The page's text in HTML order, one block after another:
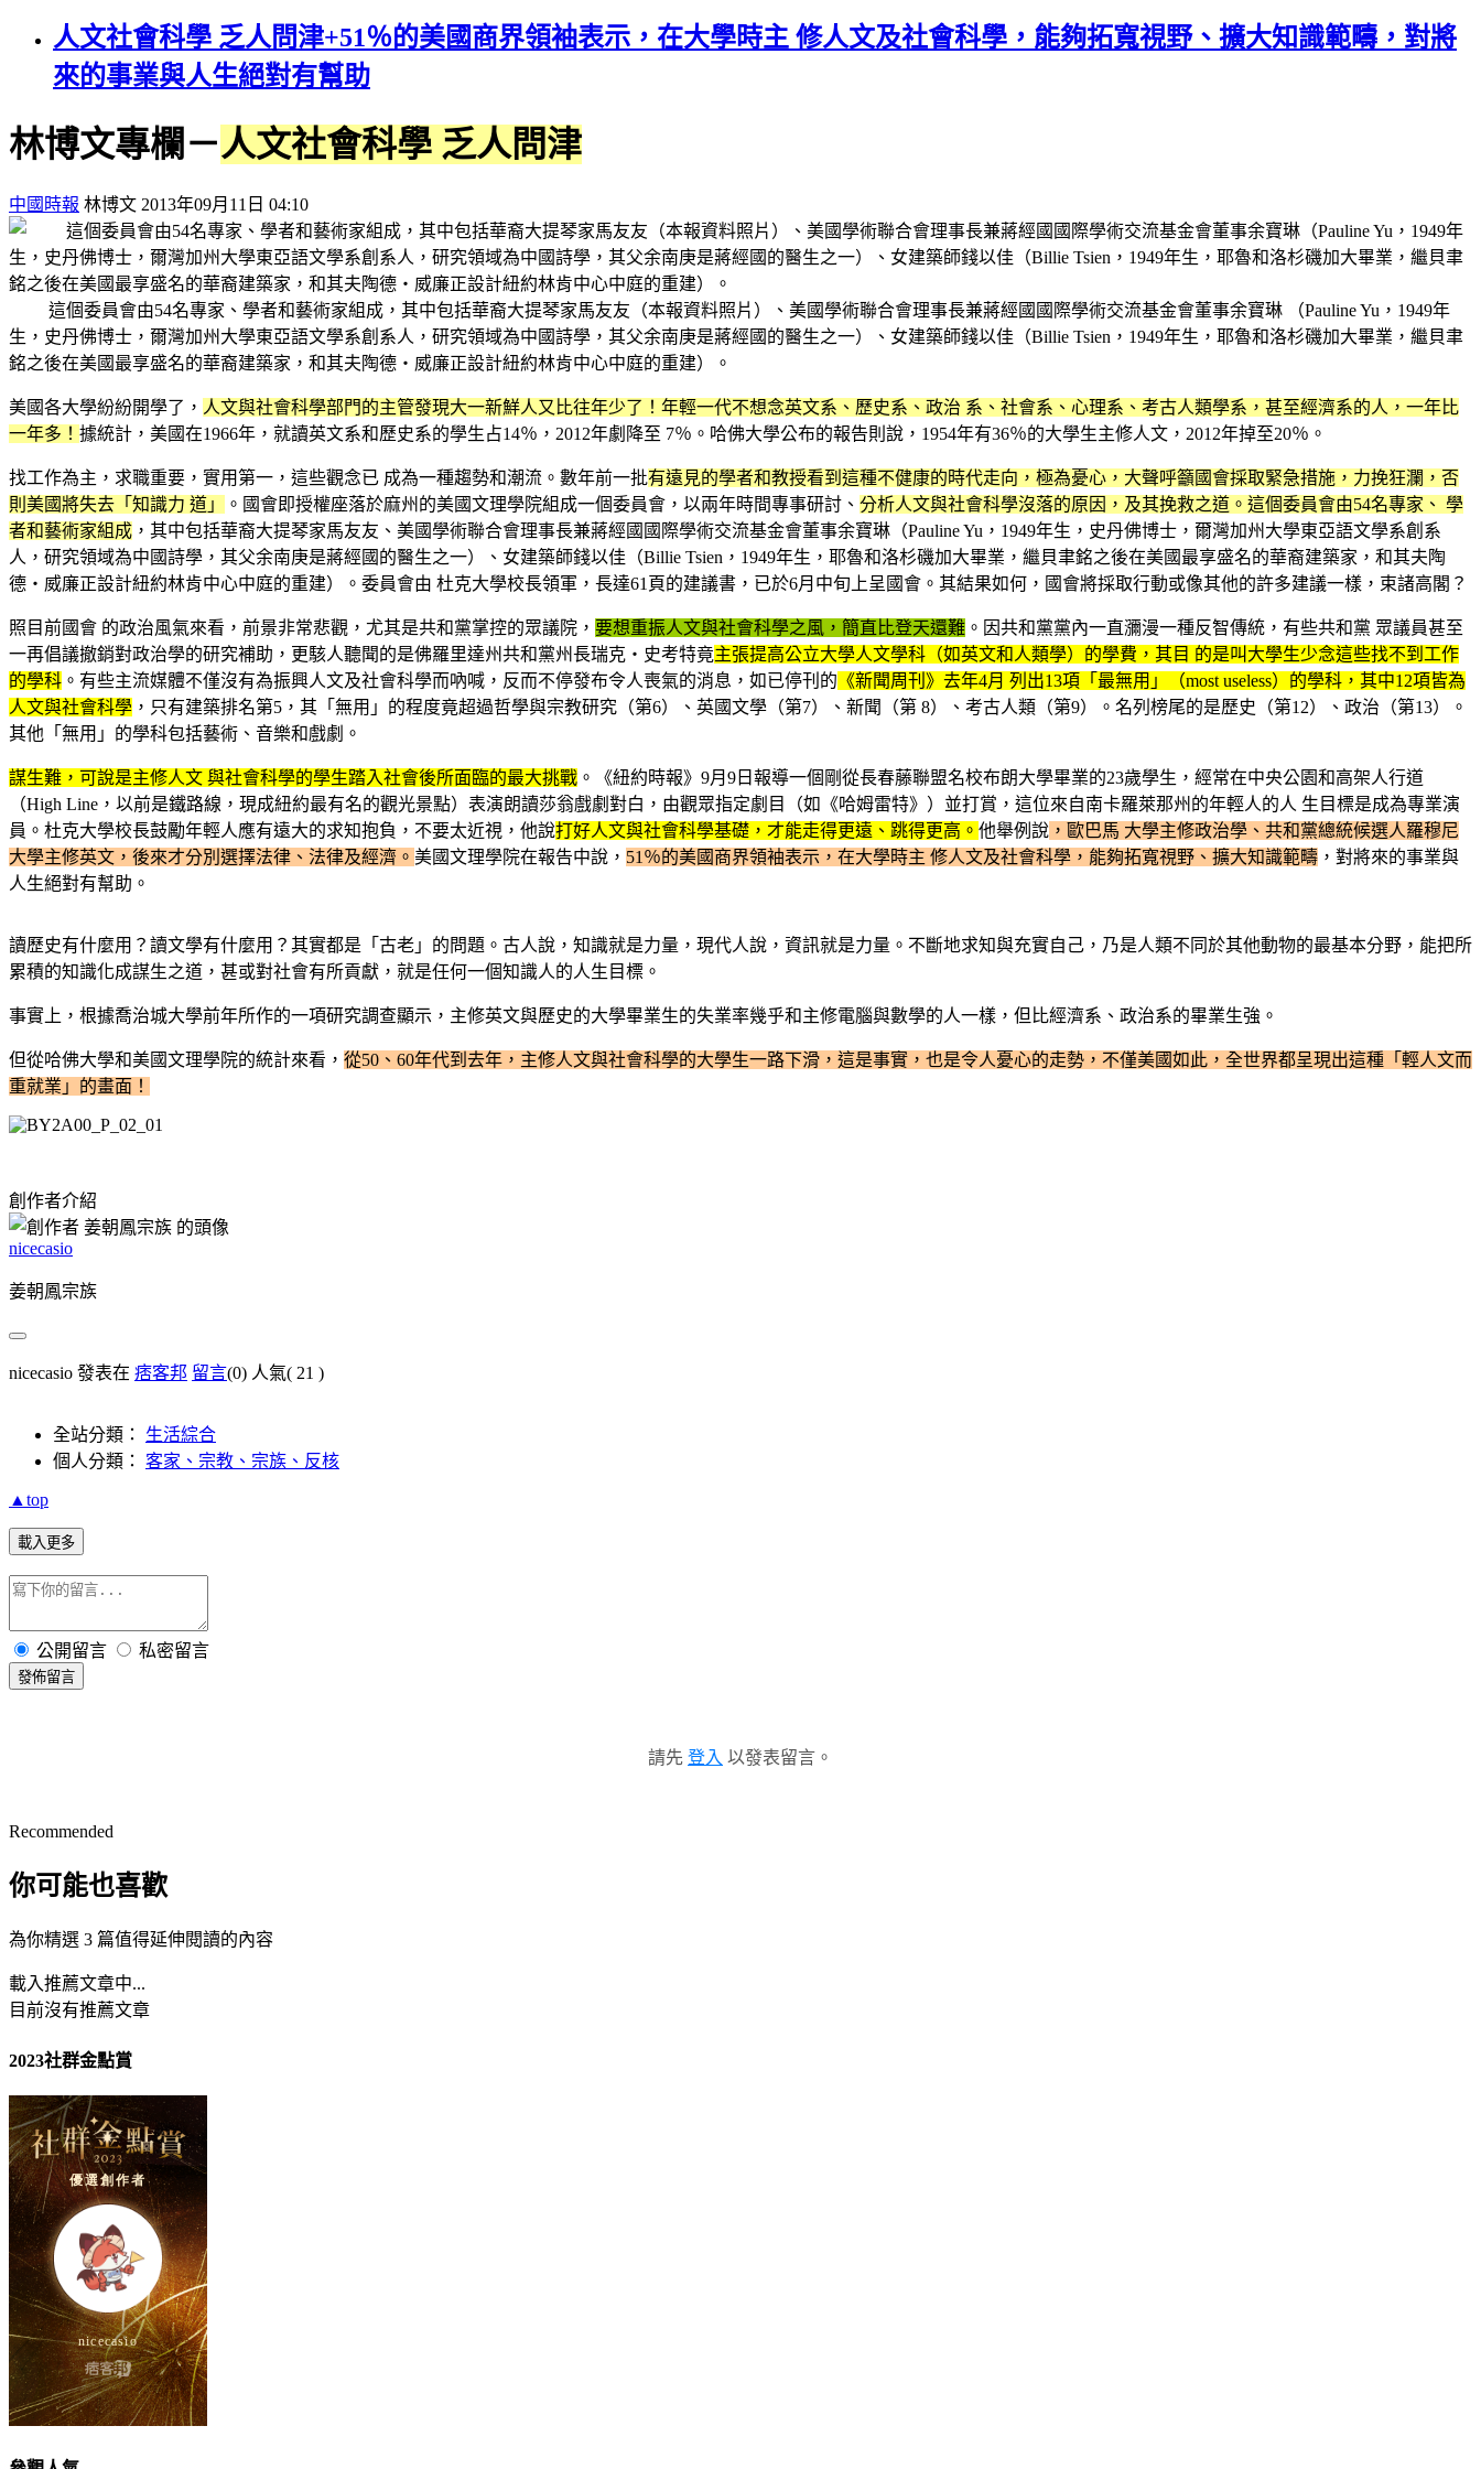
人文社會科學 乏人問津+51％的美國商界領袖表示，在大學時主 修人文及社會科學，能夠拓寬視野、擴大知識範疇，對將
來的事業與人生絕對有幫助
林博文專欄－人文社會科學 乏人問津
中國時報 林博文 2013年09月11日 04:10
這個委員會由54名專家、學者和藝術家組成，其中包括華裔大提琴家馬友友（本報資料照片）、美國學術聯合會理事長兼蔣經國國際學術交流基金會董事余寶琳 （Pauline Yu，1949年
生，史丹佛博士，爾灣加州大學東亞語文學系創系人，研究領域為中國詩學，其父余南庚是蔣經國的醫生之一）、女建築師錢以佳（Billie Tsien，1949年生，耶魯和洛杉磯加大畢業，繼貝聿
銘之後在美國最享盛名的華裔建築家，和其夫陶德‧威廉正設計紐約林肯中心中庭的重建）。
美國各大學紛紛開學了， 人文與社會科學部門的主管發現大一新鮮人又比往年少了！年輕一代不想念英文系、歷史系、政治 系、社會系、心理系、考古人類學系，甚至經濟系的人，一年比
一年多！ 據統計，美國在1966年，就讀英文系和歷史系的學生占14％，2012年劇降至 7％。哈佛大學公布的報告則說，1954年有36％的大學生主修人文，2012年掉至20％。
找工作為主，求職重要，實用第一，這些觀念已 成為一種趨勢和潮流。數年前一批有遠見的學者和教授看到這種不健康的時代走向，極為憂心，大聲呼籲國會採取緊急措施，力挽狂瀾，否
則美國將失去「知識力 道」
。國會即授權座落於麻州的美國文理學院組成一個委員會，以兩年時間專事研討、 分析人文與社會科學沒落的原因，及其挽救之道。這個委員會由54名專家、 學
者和藝術家組成 ，其中包括華裔大提琴家馬友友、美國學術聯合會理事長兼蔣經國國際學術交流基金會董事余寶琳（Pauline Yu，1949年生，史丹佛博士，爾灣加州大學東亞語文學系創系
人，研究領域為中國詩學，其父余南庚是蔣經國的醫生之一）、女建築師錢以佳（Billie Tsien，1949年生，耶魯和洛杉磯加大畢業，繼貝聿銘之後在美國最享盛名的華裔建築家，和其夫陶
德‧威廉正設計紐約林肯中心中庭的重建）。委員會由 杜克大學校長領軍，長達61頁的建議書，已於6月中旬上呈國會。其結果如何，國會將採取行動或像其他的許多建議一樣，束諸高閣？
照目前國會 的政治風氣來看，前景非常悲觀，尤其是共和黨掌控的眾議院， 要想重振人文與社會科學之風，簡直比登天還難 。因共和黨黨內一直瀰漫一種反智傳統，有些共和黨 眾議員甚至
一再倡議撤銷對政治學的研究補助，更駭人聽聞的是佛羅里達州共和黨州長瑞克‧史考特竟主張提高公立大學人文學科（如英文和人類學）的學費，其目 的是叫大學生少念這些找不到工作
的學科 。有些主流媒體不僅沒有為振興人文及社會科學而吶喊，反而不停發布令人喪氣的消息，如已停刊的 《新聞周刊》去年4月 列出13項「最無用」（most useless）的學科，其中12項皆為
人文與社會科學 ，只有建築排名第5，其「無用」的程度竟超過哲學與宗教研究（第6）、英國文學（第7）、新聞（第 8）、考古人類（第9）。名列榜尾的是歷史（第12）、政治（第13）。
其他「無用」的學科包括藝術、音樂和戲劇。
謀生難，可說是主修人文 與社會科學的學生踏入社會後所面臨的最大挑戰 。《紐約時報》9月9日報導一個剛從長春藤聯盟名校布朗大學畢業的23歲學生，經常在中央公園和高架人行道
（High Line，以前是鐵路線，現成紐約最有名的觀光景點）表演朗讀莎翁戲劇對白，由觀眾指定劇目（如《哈姆雷特》）並打賞，這位來自南卡羅萊那州的年輕人的人 生目標是成為專業演
員。杜克大學校長鼓勵年輕人應有遠大的求知抱負，不要太近視，他說打好人文與社會科學基礎，才能走得更遠、跳得更高。 他舉例說 ，歐巴馬 大學主修政治學、共和黨總統候選人羅穆尼
大學主修英文，後來才分別選擇法律、法律及經濟。 美國文理學院在報告中說， 51％的美國商界領袖表示，在大學時主 修人文及社會科學，能夠拓寬視野、擴大知識範疇 ，對將來的事業與
人生絕對有幫助。
讀歷史有什麼用？讀文學有什麼用？其實都是「古老」的問題。古人說，知識就是力量，現代人說，資訊就是力量。不斷地求知與充實自己，乃是人類不同於其他動物的最基本分野，能把所
累積的知識化成謀生之道，甚或對社會有所貢獻，就是任何一個知識人的人生目標。
事實上，根據喬治城大學前年所作的一項研究調查顯示，主修英文與歷史的大學畢業生的失業率幾乎和主修電腦與數學的人一樣，但比經濟系、政治系的畢業生強。
但從哈佛大學和美國文理學院的統計來看， 從50、60年代到去年，主修人文與社會科學的大學生一路下滑，這是事實，也是令人憂心的走勢，不僅美國如此，全世界都呈現出這種「輕人文而
重就業」的畫面！
創作者介紹
nicecasio
姜朝鳳宗族
nicecasio 發表在 痞客邦 留言(0) 人氣( 21 )
全站分類： 生活綜合
個人分類： 客家、宗教、宗族、反核
▲top
載入更多
公開留言 私密留言
發佈留言
請先 登入 以發表留言。
Recommended
你可能也喜歡
為你精選 3 篇值得延伸閱讀的內容
載入推薦文章中...
目前沒有推薦文章
2023社群金點賞